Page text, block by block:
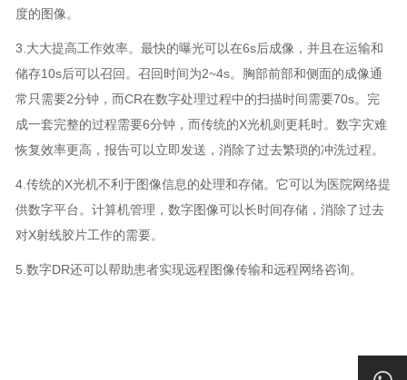
度的图像。
3.大大提高工作效率。最快的曝光可以在6s后成像，并且在运输和
储存10s后可以召回。召回时间为2~4s。胸部前部和侧面的成像通
常只需要2分钟，而CR在数字处理过程中的扫描时间需要70s。完
成一套完整的过程需要6分钟，而传统的X光机则更耗时。数字灾难
恢复效率更高，报告可以立即发送，消除了过去繁琐的冲洗过程。
4.传统的X光机不利于图像信息的处理和存储。它可以为医院网络提
供数字平台。计算机管理，数字图像可以长时间存储，消除了过去
对X射线胶片工作的需要。
5.数字DR还可以帮助患者实现远程图像传输和远程网络咨询。